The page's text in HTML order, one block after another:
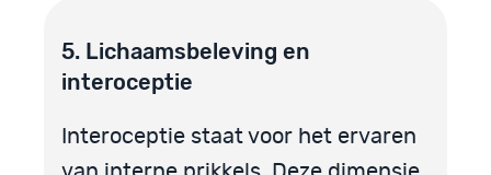
5. Lichaamsbeleving en
interoceptie
Interoceptie staat voor het ervaren